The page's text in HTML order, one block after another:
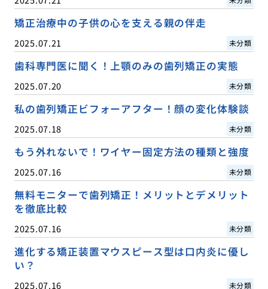
矯正治療中の子供の心を支える親の伴走
2025.07.21 未分類
歯科専門医に聞く！上顎のみの歯列矯正の実態
2025.07.20 未分類
私の歯列矯正ビフォーアフター！顔の変化体験談
2025.07.18 未分類
もう外れないで！ワイヤー固定方法の種類と強度
2025.07.16 未分類
無料モニターで歯列矯正！メリットとデメリット
を徹底比較
2025.07.16 未分類
進化する矯正装置マウスピース型は口内炎に優し
い？
2025.07.16 未分類